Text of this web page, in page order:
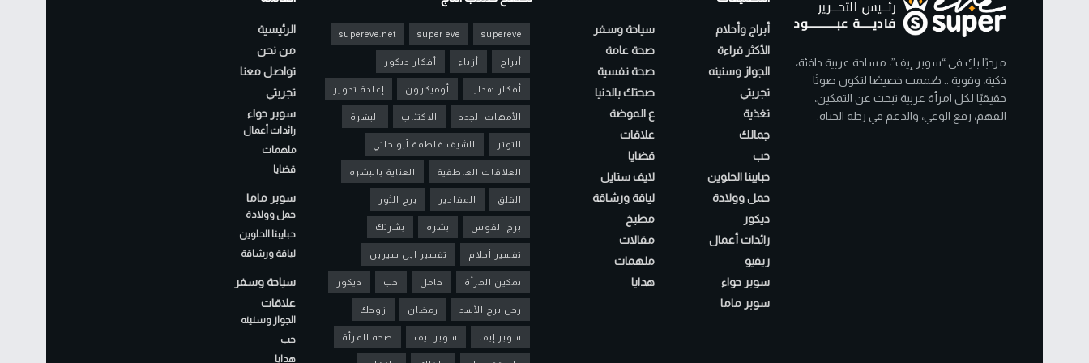
مرحبًا بكِ في “سوبر إيف”، مساحة عربية دافئة،
ذكية، وقوية .. صُممت خصيصًا لتكون صوتًا
حقيقيًا لكل امرأة عربية تبحث عن التمكين،
الفهم، رفع الوعي، والدعم في رحلة الحياة.
أبراج وأحلام
الأكثر قراءة
الجواز وسنينه
تجربتي
تغذية
جمالك
حب
حبايبنا الحلوين
حمل وولادة
ديكور
رائدات أعمال
ريفيو
سوبر حواء
سوبر ماما
سياحة وسفر
صحة عامة
صحة نفسية
صحتك بالدنيا
ع الموضة
علاقات
قضايا
لايف ستايل
لياقة ورشاقة
مطبخ
مقالات
ملهمات
هدايا
supereve
super eve
supereve.net
أبراج أزياء أفكار ديكور
أفكار هدايا أوميكرون إعادة تدوير
الأمهات الجدد الاكتئاب البشرة
التوتر الشيف فاطمة أبو حاتي
العلاقات العاطفية العناية بالبشرة
القلق المقادير برج الثور
برج القوس بشرة بشرتك
تفسير أحلام تفسير ابن سيرين
تمكين المرأة حامل حب ديكور
رجل برج الأسد رمضان زوجك
سوبر إيف سوبر ايف صحة المرأة
الرئيسية
من نحن
تواصل معنا
تجربتي
سوبر حواء
رائدات أعمال
ملهمات
قضايا
سوبر ماما
حمل وولادة
حبايبنا الحلوين
لياقة ورشاقة
سياحة وسفر
علاقات
الجواز وسنينه
حب
هدايا